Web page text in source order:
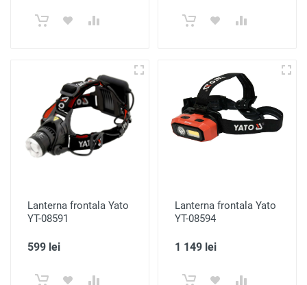
Lanterna frontala Yato
YT-08591
599 lei
Lanterna frontala Yato
YT-08594
1 149 lei